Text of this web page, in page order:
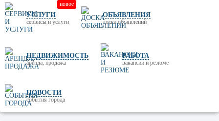
УСЛУГИ
сервисы и услуги
новое
ОБЪЯВЛЕНИЯ
доска объявлений
НЕДВИЖИМОСТЬ
аренда, продажа
РАБОТА
вакансии и резюме
НОВОСТИ
события города